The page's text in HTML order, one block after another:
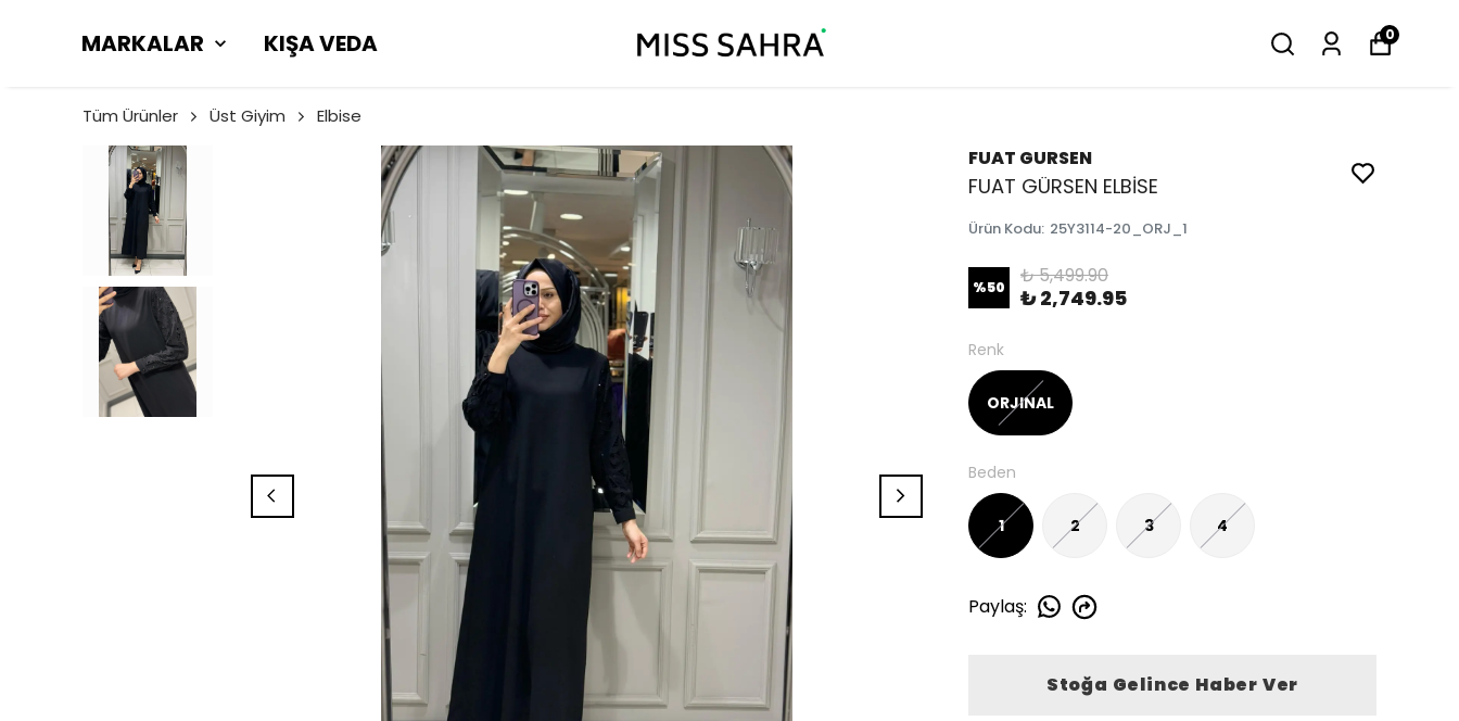
MARKALAR KIŞA VEDA 0
Tüm Ürünler Üst Giyim Elbise
FUAT GURSEN
FUAT GÜRSEN ELBİSE
Ürün Kodu: 25Y3114-20_ORJ_1
%50 ₺ 5,499.90
₺ 2,749.95
Renk
ORJINAL
Beden
1 2 3 4
Paylaş:
Stoğa Gelince Haber Ver